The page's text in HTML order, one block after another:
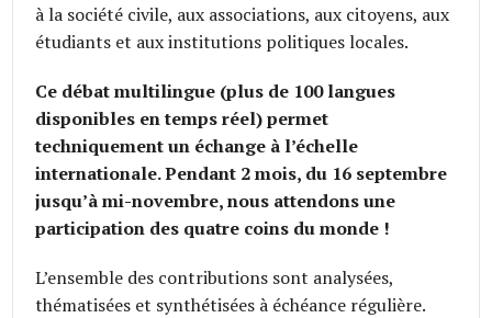
à la société civile, aux associations, aux citoyens, aux
étudiants et aux institutions politiques locales.
Ce débat multilingue (plus de 100 langues
disponibles en temps réel) permet
techniquement un échange à l’échelle
internationale. Pendant 2 mois, du 16 septembre
jusqu’à mi-novembre, nous attendons une
participation des quatre coins du monde !
L’ensemble des contributions sont analysées,
thématisées et synthétisées à échéance régulière.